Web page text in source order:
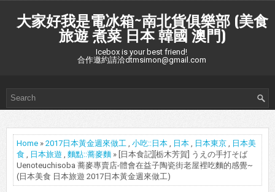
大家好我是電冰箱~南北貨俱樂部 (美食
旅遊 煮菜 日本 韓國 澳門)
Icebox is your best friend!
合作邀約請洽dtmsimon@gmail.com
Home » 2017日本黃金週來做工 , 小吃::日本 , 日本 , 日本東京 , 日本美
食 , 日本旅遊 , 麵點::蕎麥麵 » [日本食記][栃木芳賀] うえの手打そば
Uenoteuchisoba 蕎麥專賣店-體會在益子陶瓷街老屋裡吃麵的感覺~
(日本美食 日本旅遊 2017日本黃金週來做工)